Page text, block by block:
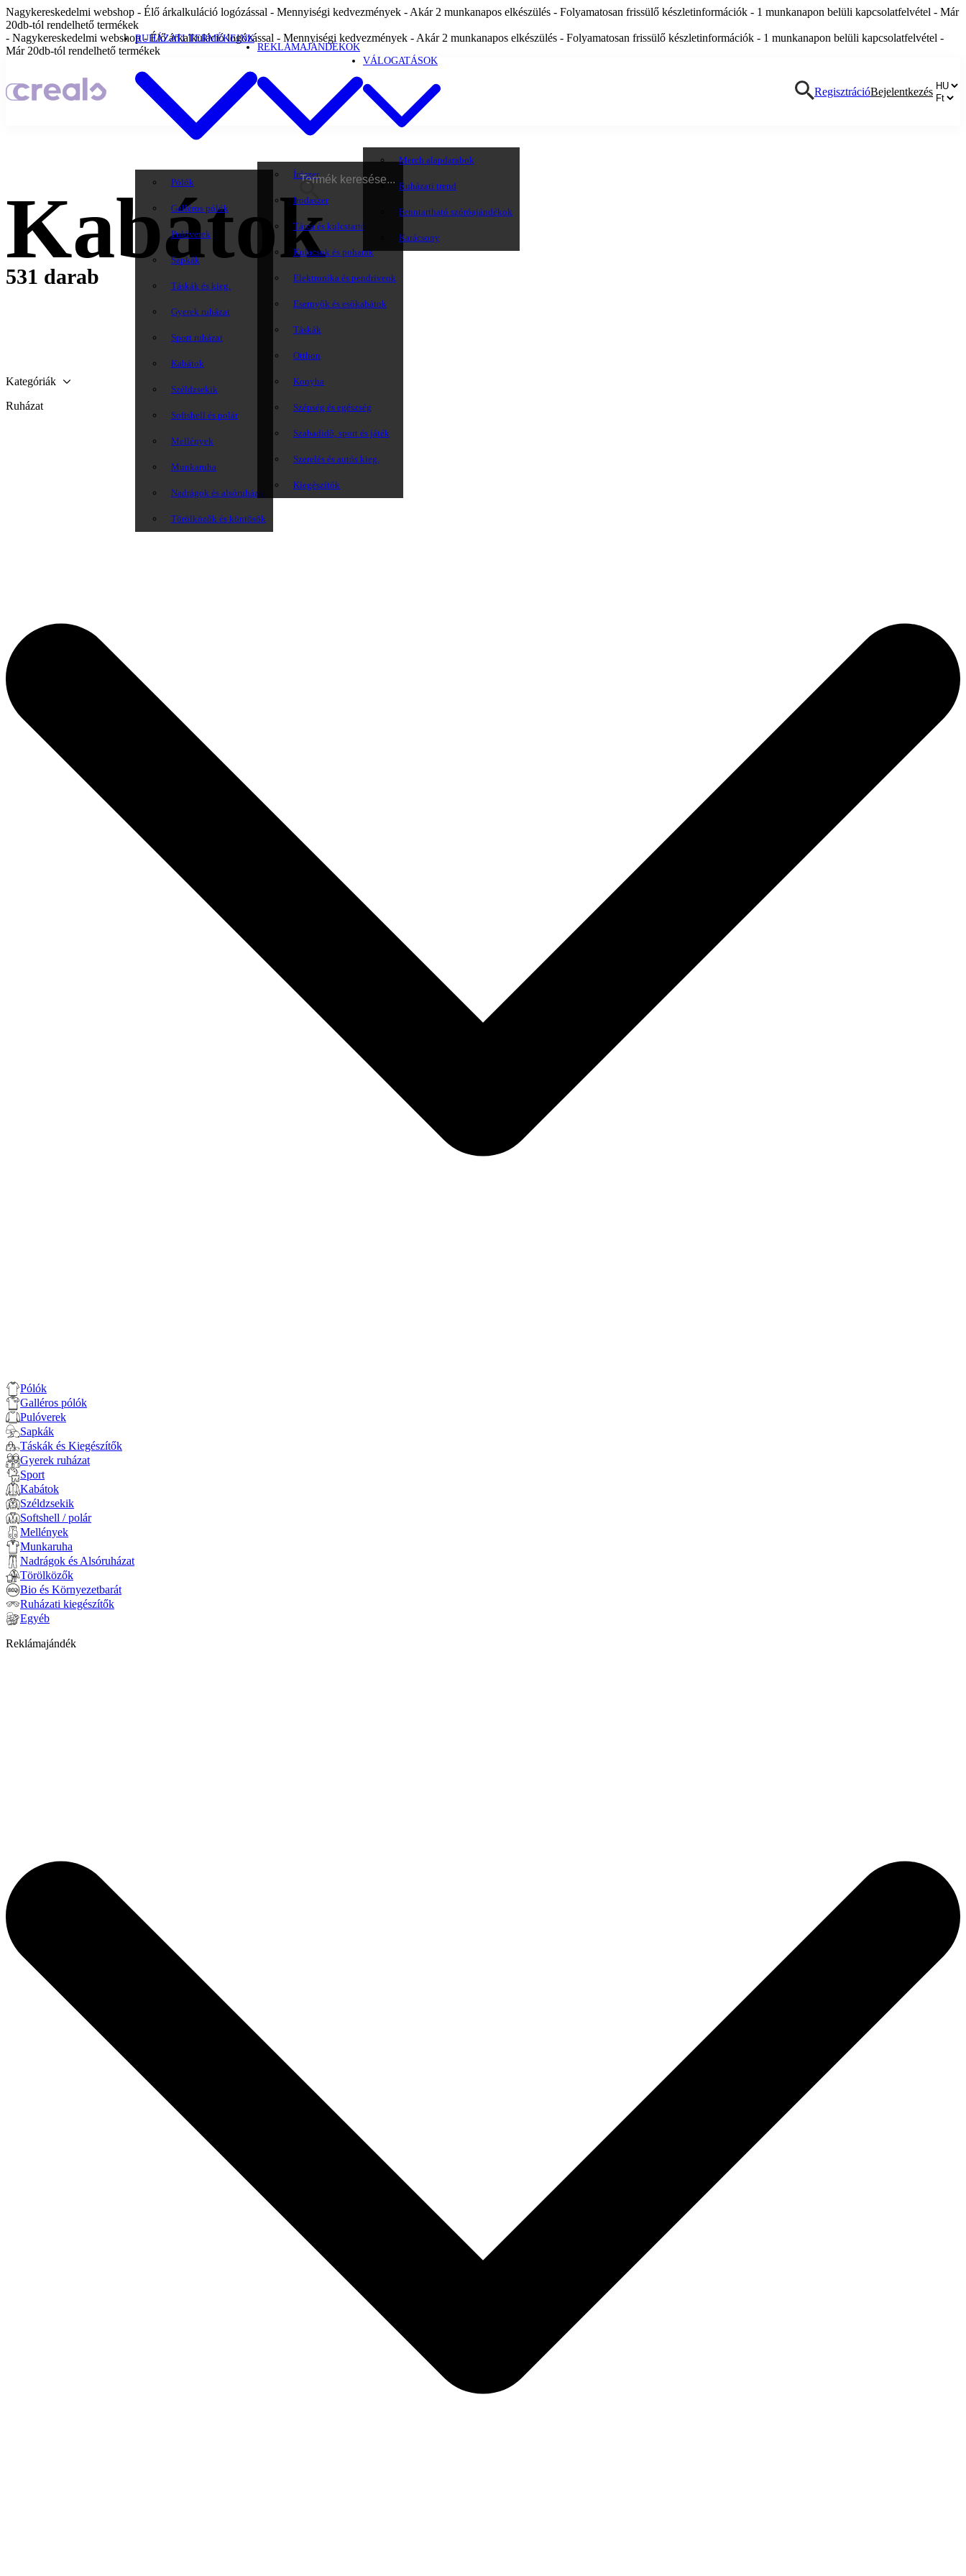
Nagykereskedelmi webshop - Élő árkalkuláció logózással - Mennyiségi kedvezmények - Akár 2 munkanapos elkészülés - Folyamatosan frissülő készletinformációk - 1 munkanapon belüli kapcsolatfelvétel - Már
20db-tól rendelhető termékek
- Nagykereskedelmi webshop - Élő árkalkuláció logózással - Mennyiségi kedvezmények - Akár 2 munkanapos elkészülés - Folyamatosan frissülő készletinformációk - 1 munkanapon belüli kapcsolatfelvétel -
Már 20db-tól rendelhető termékek
RUHÁZATI TERMÉKEINK
Pólók
Galléros pólók
Pulóverek
Sapkák
Táskák és kieg.
Gyerek ruházat
Sport ruházat
Kabátok
Széldzsekik
Softshell és polár
Mellények
Munkaruha
Nadrágok és alsóruházat
Törölközők és köntösök
REKLÁMAJÁNDÉKOK
Írószer
Irodaszer
Tárca és kulcstartó
Kulacsok és poharak
Elektronika és pendriveok
Esernyők és esőkabátok
Táskák
Otthon
Konyha
Szépség és egészség
Szabadidő, sport és játék
Szerelés és autós kieg.
Kiegészítők
VÁLOGATÁSOK
Merch alapdarabok
Ruházati trend
Fenntartható szóróajándékok
Karácsony
RegisztrációBejelentkezés
Kabátok
531 darab
Kategóriák
Ruházat
Pólók
Galléros pólók
Pulóverek
Sapkák
Táskák és Kiegészítők
Gyerek ruházat
Sport
Kabátok
Széldzsekik
Softshell / polár
Mellények
Munkaruha
Nadrágok és Alsóruházat
Törölközők
Bio és Környezetbarát
Ruházati kiegészítők
Egyéb
Reklámajándék